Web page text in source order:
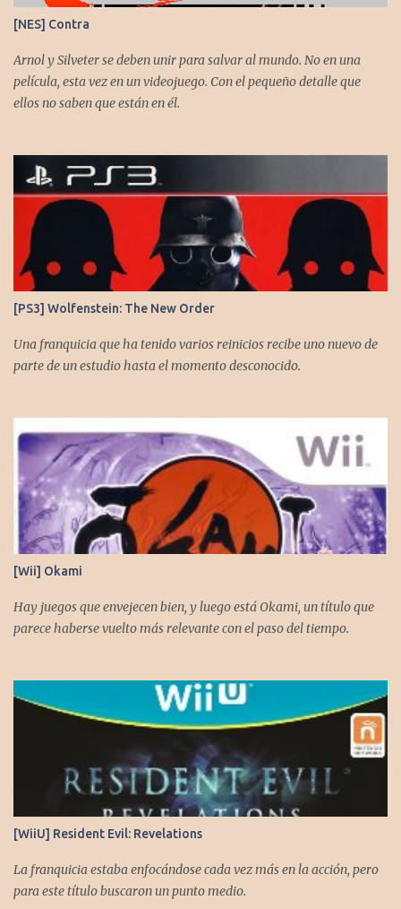
https://twitter.com/CronicasGoomba Instagram -
https://www.instagram.com/cronicasgoomba/ Facebook -
https://www.facebook.com/CronicasGoomba
[NES] Contra
Arnol y Silveter se deben unir para salvar al mundo. No en una
película, esta vez en un videojuego. Con el pequeño detalle que
ellos no saben que están en él.
[PS3] Wolfenstein: The New Order
Una franquicia que ha tenido varios reinicios recibe uno nuevo de
parte de un estudio hasta el momento desconocido.
[Wii] Okami
Hay juegos que envejecen bien, y luego está Okami, un título que
parece haberse vuelto más relevante con el paso del tiempo.
[WiiU] Resident Evil: Revelations
La franquicia estaba enfocándose cada vez más en la acción, pero
para este título buscaron un punto medio.